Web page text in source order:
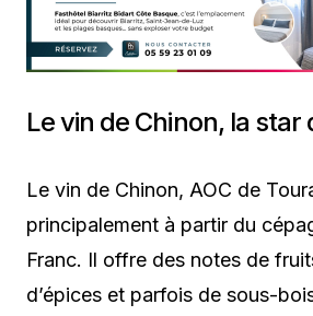
Le vin de Chinon, la star
Le vin de Chinon, AOC de
principalement à partir du
Franc. Il offre des notes de
d’épices et parfois de sous-